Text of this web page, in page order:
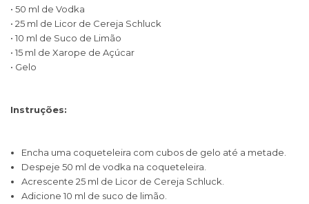
• 50 ml de Vodka
• 25 ml de Licor de Cereja Schluck
• 10 ml de Suco de Limão
• 15 ml de Xarope de Açúcar
• Gelo
Instruções:
Encha uma coqueteleira com cubos de gelo até a metade.
Despeje 50 ml de vodka na coqueteleira.
Acrescente 25 ml de Licor de Cereja Schluck.
Adicione 10 ml de suco de limão.